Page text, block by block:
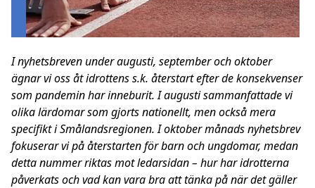
I nyhetsbreven under augusti, september och oktober
ägnar vi oss åt idrottens s.k. återstart efter de konsekvenser
som pandemin har inneburit. I augusti sammanfattade vi
olika lärdomar som gjorts nationellt, men också mera
specifikt i Smålandsregionen. I oktober månads nyhetsbrev
fokuserar vi på återstarten för barn och ungdomar, medan
detta nummer riktas mot ledarsidan – hur har idrotterna
påverkats och vad kan vara bra att tänka på när det gäller